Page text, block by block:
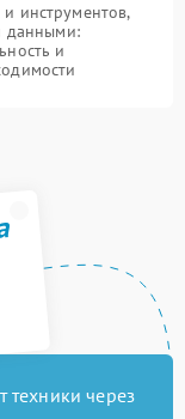
инструментов,
данными:
и
через